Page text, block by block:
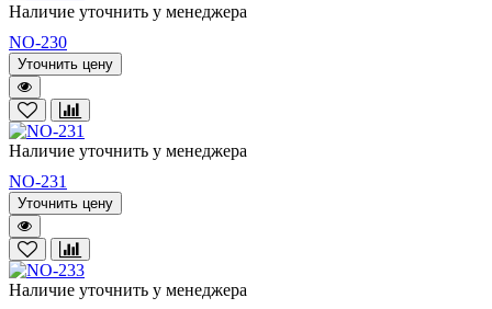
Наличие уточнить у менеджера
NO-230
Уточнить цену
Наличие уточнить у менеджера
NO-231
Уточнить цену
Наличие уточнить у менеджера